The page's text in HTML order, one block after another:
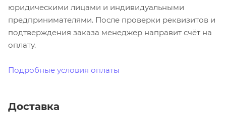
юридическими лицами и индивидуальными
предпринимателями. После проверки реквизитов и
подтверждения заказа менеджер направит счёт на
оплату.
Подробные условия оплаты
Доставка